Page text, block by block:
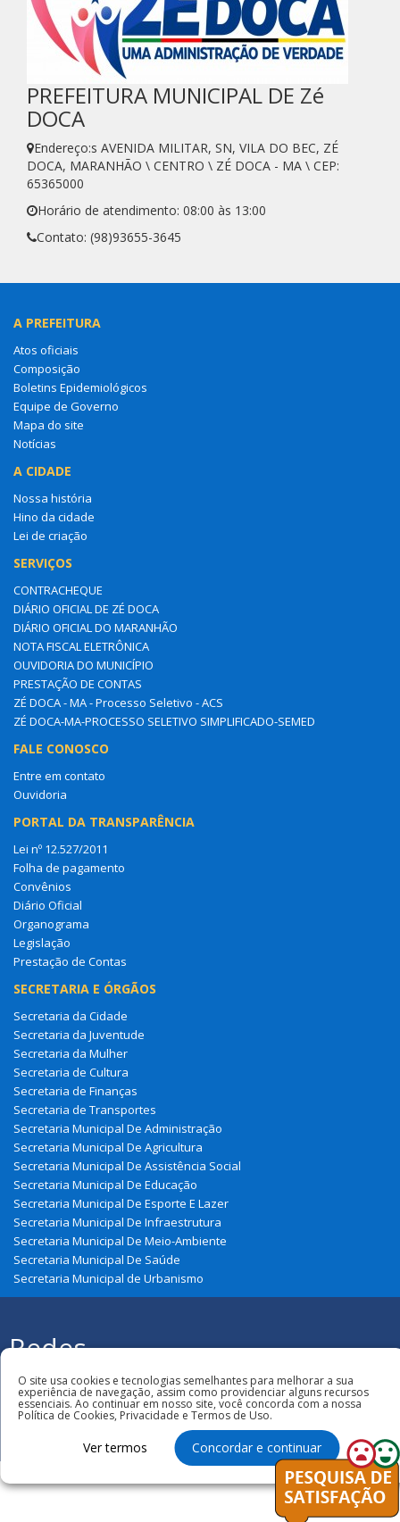
PREFEITURA MUNICIPAL DE Zé
DOCA
Endereço:s AVENIDA MILITAR, SN, VILA DO BEC, ZÉ
DOCA, MARANHÃO \ CENTRO \ ZÉ DOCA - MA \ CEP:
65365000
Horário de atendimento: 08:00 às 13:00
Contato: (98)93655-3645
A PREFEITURA
Atos oficiais
Composição
Boletins Epidemiológicos
Equipe de Governo
Mapa do site
Notícias
A CIDADE
Nossa história
Hino da cidade
Lei de criação
SERVIÇOS
CONTRACHEQUE
DIÁRIO OFICIAL DE ZÉ DOCA
DIÁRIO OFICIAL DO MARANHÃO
NOTA FISCAL ELETRÔNICA
OUVIDORIA DO MUNICÍPIO
PRESTAÇÃO DE CONTAS
ZÉ DOCA - MA - Processo Seletivo - ACS
ZÉ DOCA-MA-PROCESSO SELETIVO SIMPLIFICADO-SEMED
FALE CONOSCO
Entre em contato
Ouvidoria
PORTAL DA TRANSPARÊNCIA
Lei nº 12.527/2011
Folha de pagamento
Convênios
Diário Oficial
Organograma
Legislação
Prestação de Contas
SECRETARIA E ÓRGÃOS
Secretaria da Cidade
Secretaria da Juventude
Secretaria da Mulher
Secretaria de Cultura
Secretaria de Finanças
Secretaria de Transportes
Secretaria Municipal De Administração
Secretaria Municipal De Agricultura
Secretaria Municipal De Assistência Social
Secretaria Municipal De Educação
Secretaria Municipal De Esporte E Lazer
Secretaria Municipal De Infraestrutura
Secretaria Municipal De Meio-Ambiente
Secretaria Municipal De Saúde
Secretaria Municipal de Urbanismo
Redes
Sociais
Municipal de Zé Doca
O site usa cookies e tecnologias semelhantes para melhorar a sua
experiência de navegação, assim como providenciar alguns recursos
essenciais. Ao continuar em nosso site, você concorda com a nossa
Política de Cookies, Privacidade e Termos de Uso.
Ver termos Concordar e continuar